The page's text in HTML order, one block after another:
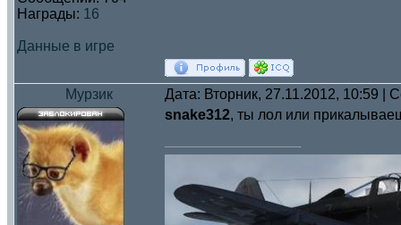
Награды: 16
Данные в игре
Мурзик Дата: Вторник, 27.11.2012, 10:59 |
snake312, ты лол или